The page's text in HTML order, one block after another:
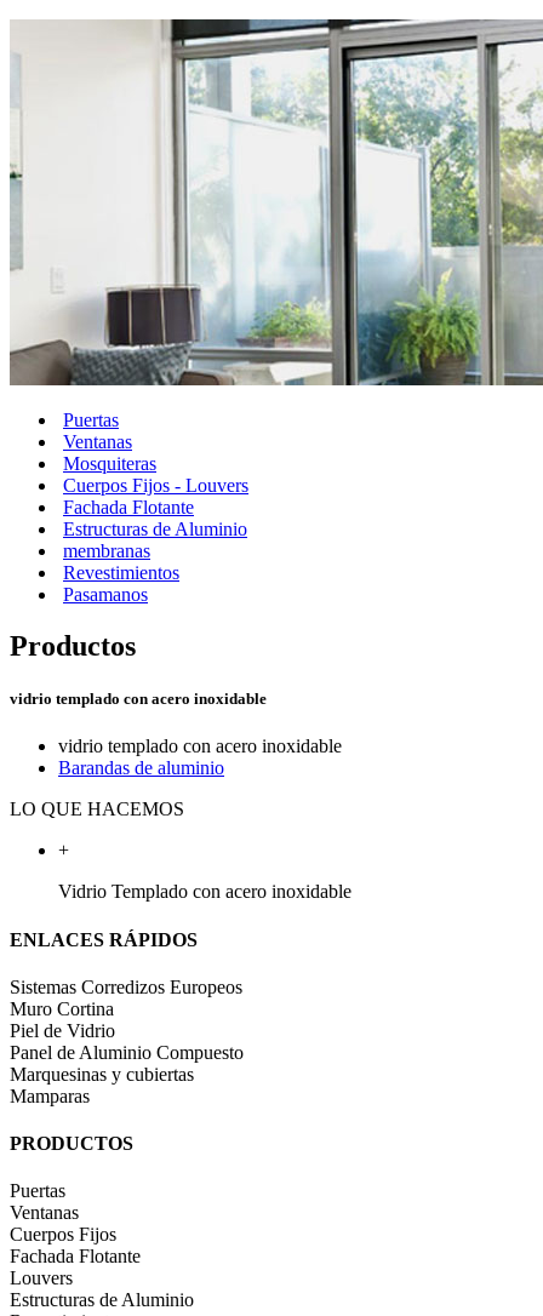
Puertas
Ventanas
Mosquiteras
Cuerpos Fijos - Louvers
Fachada Flotante
Estructuras de Aluminio
membranas
Revestimientos
Pasamanos
Productos
vidrio templado con acero inoxidable
vidrio templado con acero inoxidable
Barandas de aluminio
LO QUE HACEMOS
+
Vidrio Templado con acero inoxidable
ENLACES RÁPIDOS
Sistemas Corredizos Europeos
Muro Cortina
Piel de Vidrio
Panel de Aluminio Compuesto
Marquesinas y cubiertas
Mamparas
PRODUCTOS
Puertas
Ventanas
Cuerpos Fijos
Fachada Flotante
Louvers
Estructuras de Aluminio